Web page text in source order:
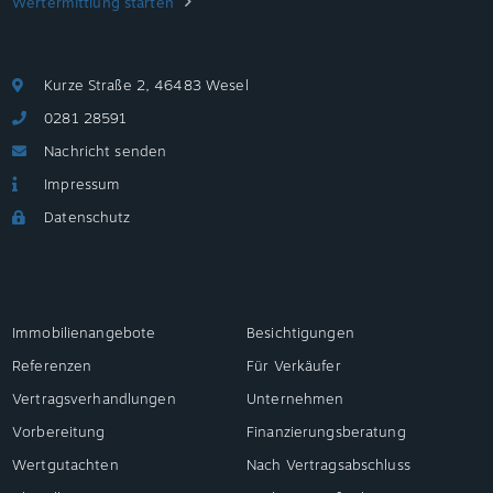
Kurze Straße 2, 46483 Wesel
0281 28591
Nachricht senden
Impressum
Datenschutz
Immobilienangebote
Besichtigungen
Referenzen
Für Verkäufer
Vertragsverhandlungen
Unternehmen
Vorbereitung
Finanzierungsberatung
Wertgutachten
Nach Vertragsabschluss